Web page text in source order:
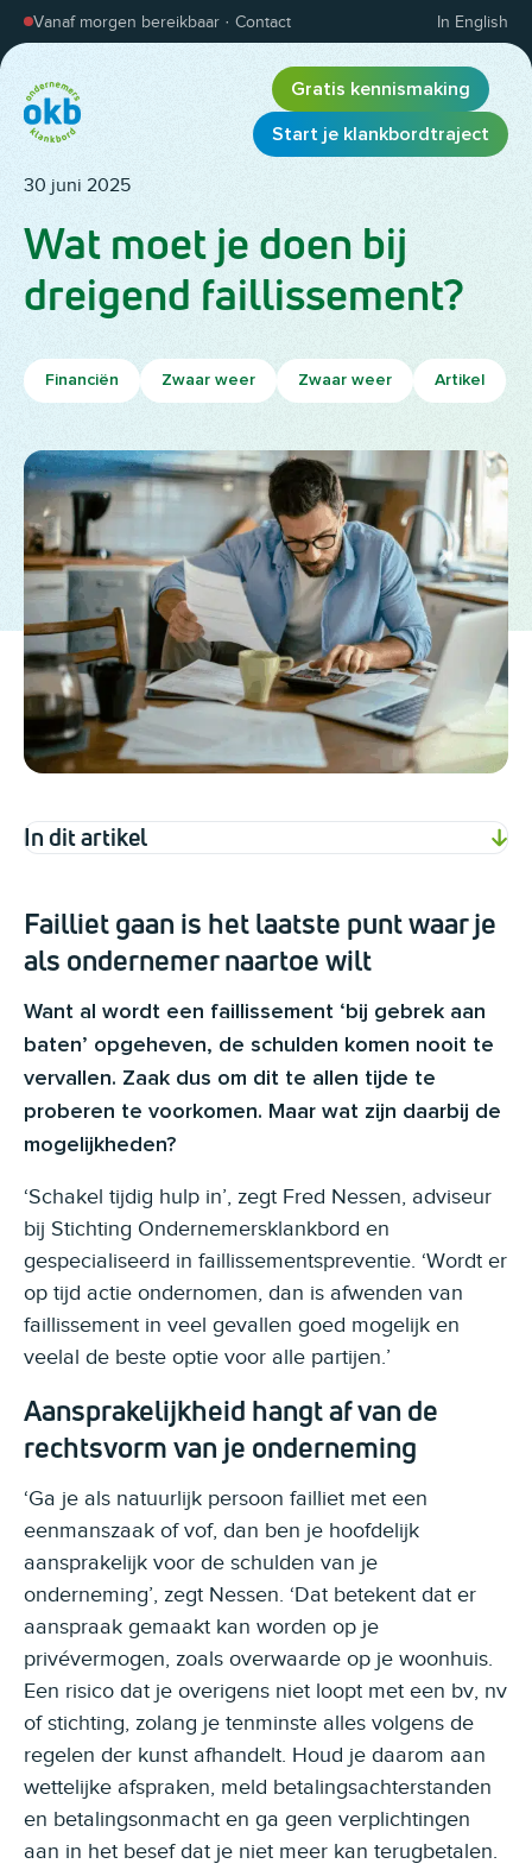
Overslaan en inhoud weergeven
Vanaf morgen bereikbaar · Contact In English
Gratis kennismaking
Start je klankbordtraject
30 juni 2025
Wat moet je doen bij
dreigend faillissement?
Financiën Zwaar weer Zwaar weer Artikel
In dit artikel
Failliet gaan is het laatste punt waar je
als ondernemer naartoe wilt
Want al wordt een faillissement ‘bij gebrek aan
baten’ opgeheven, de schulden komen nooit te
vervallen. Zaak dus om dit te allen tijde te
proberen te voorkomen. Maar wat zijn daarbij de
mogelijkheden?
‘Schakel tijdig hulp in’, zegt Fred Nessen, adviseur
bij Stichting Ondernemersklankbord en
gespecialiseerd in faillissementspreventie. ‘Wordt er
op tijd actie ondernomen, dan is afwenden van
faillissement in veel gevallen goed mogelijk en
veelal de beste optie voor alle partijen.’
Aansprakelijkheid hangt af van de
rechtsvorm van je onderneming
‘Ga je als natuurlijk persoon failliet met een
eenmanszaak of vof, dan ben je hoofdelijk
aansprakelijk voor de schulden van je
onderneming’, zegt Nessen. ‘Dat betekent dat er
aanspraak gemaakt kan worden op je
privévermogen, zoals overwaarde op je woonhuis.
Een risico dat je overigens niet loopt met een bv, nv
of stichting, zolang je tenminste alles volgens de
regelen der kunst afhandelt. Houd je daarom aan
wettelijke afspraken, meld betalingsachterstanden
en betalingsonmacht en ga geen verplichtingen
aan in het besef dat je niet meer kan terugbetalen.